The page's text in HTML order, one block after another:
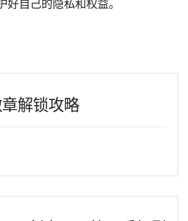
自己的隐私和权益。
解锁攻略